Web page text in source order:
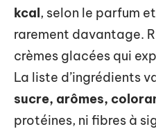
kcal, selon le parfum
rarement davantage.
crèmes glacées qui
La liste d’ingrédients
sucre, arômes,
protéines, ni fibres à